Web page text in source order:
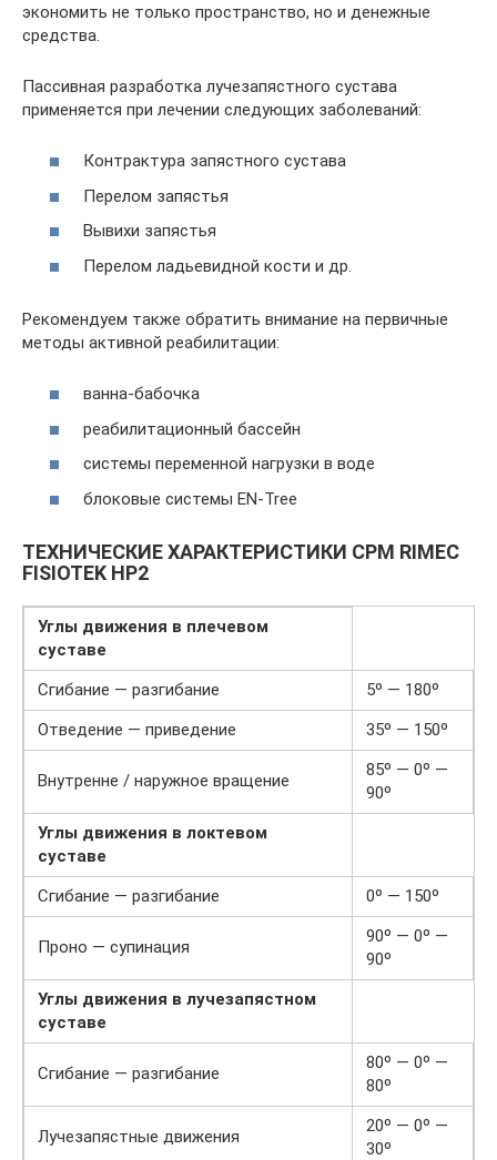
экономить не только пространство, но и денежные
средства.
Пассивная разработка лучезапястного сустава
применяется при лечении следующих заболеваний:
Контрактура запястного сустава
Перелом запястья
Вывихи запястья
Перелом ладьевидной кости и др.
Рекомендуем также обратить внимание на первичные
методы активной реабилитации:
ванна-бабочка
реабилитационный бассейн
системы переменной нагрузки в воде
блоковые сиcтемы EN-Tree
ТЕХНИЧЕСКИЕ ХАРАКТЕРИСТИКИ CPM RIMEC
FISIOTEK HP2
Углы движения в плечевом
суставе
Сгибание — разгибание
5º — 180º
Отведение — приведение
35º — 150º
Внутренне / наружное вращение
85º — 0º —
90º
Углы движения в локтевом
суставе
Сгибание — разгибание
0º — 150º
Проно — супинация
90º — 0º —
90º
Углы движения в лучезапястном
суставе
Сгибание — разгибание
80º — 0º —
80º
Лучезапястные движения
20º — 0º —
30º